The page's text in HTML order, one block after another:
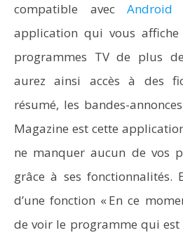
compatible avec Android
application qui vous
programmes TV de plus
aurez ainsi accès à des
résumé, les bandes-
Magazine est cette
ne manquer aucun de vos
grâce à ses fonctionnalités.
d’une fonction « En ce
de voir le programme qui est